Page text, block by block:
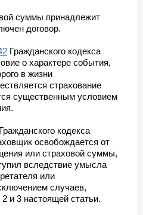
суммы принадлежит
договор.
Гражданского кодекса
о характере события,
в жизни
страхование
существенным условием
Гражданского кодекса
освобождается от
или страховой суммы,
вследствие умысла
или
случаев,
и 3 настоящей статьи.